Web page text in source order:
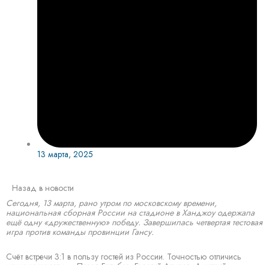
13 марта, 2025
Назад в новости
Сегодня, 13 марта, рано утром по московскому времени,
национальная сборная России на стадионе в Ханджоу одержала
ещё одну «дружественную» победу. Завершилась четвертая тестовая
игра против команды провинции Гансу.
Счёт встречи 3:1 в пользу гостей из России. Точностью отличись